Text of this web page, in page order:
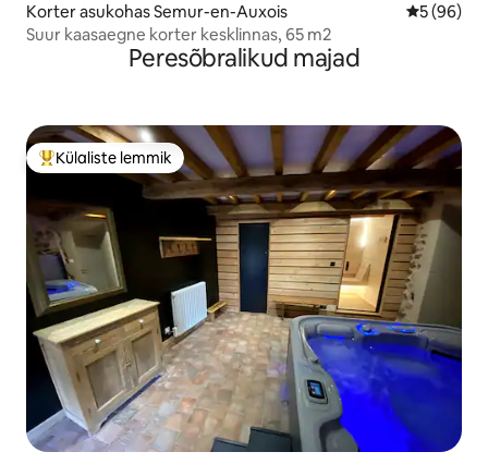
Korter asukohas Semur-en-Auxois Keskmine
5 (96)
Suur kaasaegne korter kesklinnas, 65 m2
Peresõbralikud majad
Külaliste suur lemmik
Külaliste lemmik